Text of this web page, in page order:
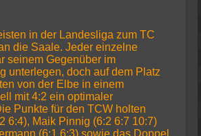
in der Landesliga zum TC
die Saale. Jeder einzelne
seinem Gegenüber im
unterlegen, doch auf dem Platz
von der Elbe in einem
mit 4:2 ein optimaler
Punkte für den TCW holten
6:4), Maik Pinnig (6:2 6:7 10:7)
(6:1 6:3) sowie das Doppel